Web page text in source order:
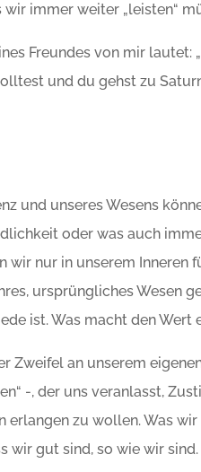
immer weiter „leisten“
Freundes von mir
und du gehst zu
und unseres Wesens
oder was auch
wir nur in unserem Inneren
ursprüngliches Wesen
ist. Was macht den
Zweifel an unserem
-, der uns veranlasst,
erlangen zu wollen. Was
wir gut sind, so wie wir